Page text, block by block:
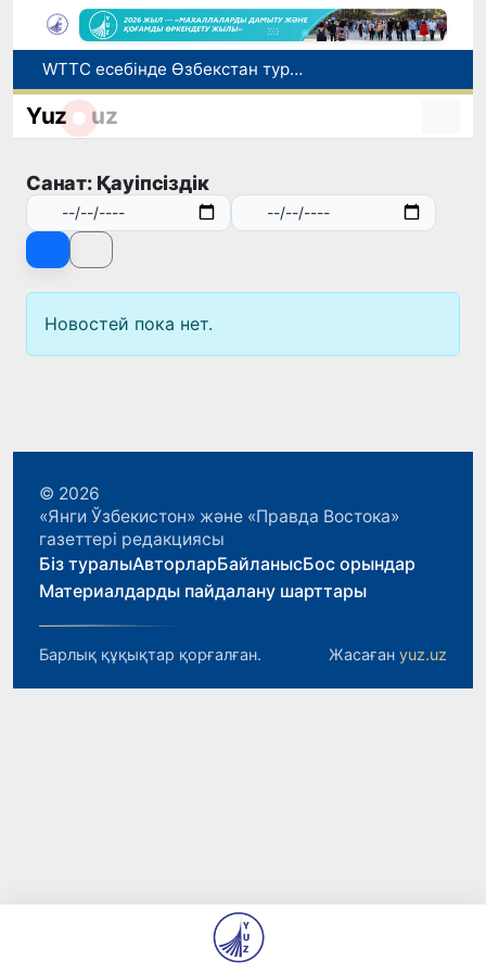
WTTC есебінде Өзбекстан туризмнің өсу қарқыны бойынша Орталық Азияда бірінші орынға шықты
Мүмкіндігі шектеулі талапкерлерге қабылдау емтихандарында қосымша уақыт беріледі
Жарты жылда Өзбекстанда қанша егіз сәби дүниеге келді?
Yuz uz
Санат: Қауіпсіздік
Новостей пока нет.
© 2026
«Янги Ўзбекистон» және «Правда Востока»
газеттері редакциясы
Біз туралыАвторларБайланысБос орындар
Материалдарды пайдалану шарттары
Барлық құқықтар қорғалған. Жасаған yuz.uz